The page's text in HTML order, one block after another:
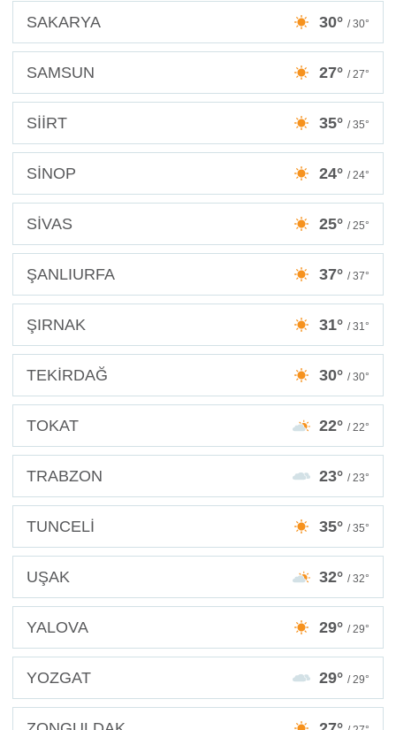
SAKARYA 30° / 30°
SAMSUN 27° / 27°
SİİRT 35° / 35°
SİNOP 24° / 24°
SİVAS 25° / 25°
ŞANLIURFA 37° / 37°
ŞIRNAK 31° / 31°
TEKİRDAĞ 30° / 30°
TOKAT 22° / 22°
TRABZON 23° / 23°
TUNCELİ 35° / 35°
UŞAK 32° / 32°
YALOVA 29° / 29°
YOZGAT 29° / 29°